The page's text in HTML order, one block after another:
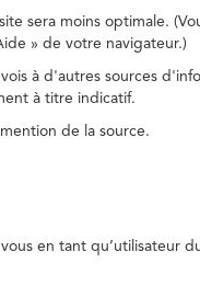
sera moins optimale.
» de votre navigateur.)
à d'autres sources
à titre indicatif.
de la source.
en tant qu’utilisateur